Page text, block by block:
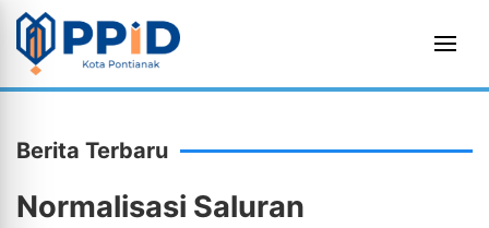
Berita Terbaru
Normalisasi Saluran